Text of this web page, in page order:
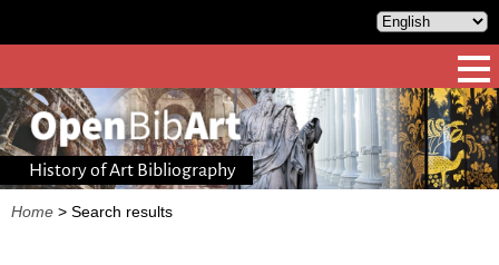
History of Art Bibliography
Home > Search results